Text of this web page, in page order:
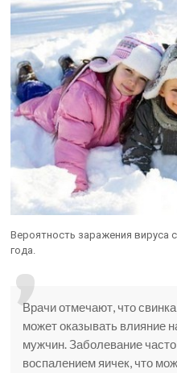
Вероятность заражения вируса
года.
Врачи отмечают, что
может оказывать влияние
мужчин. Заболевание
воспалением яичек, что